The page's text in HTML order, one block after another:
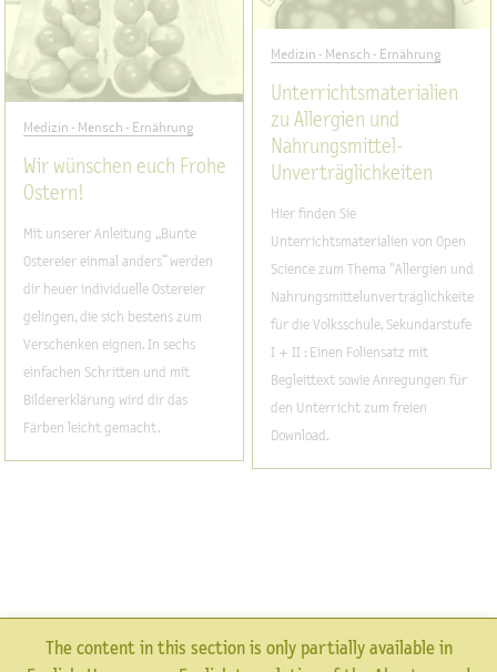
Medizin - Mensch - Ernährung
Unterrichtsmaterialien
zu Allergien und
Nahrungsmittel-
Unverträglichkeiten
Hier finden Sie
Unterrichtsmaterialien von Open
Science zum Thema "Allergien und
Nahrungsmittelunverträglichkeiten"
für die Volksschule, Sekundarstufe
I + II : Einen Foliensatz mit
Begleittext sowie Anregungen für
den Unterricht zum freien
Download.
Medizin - Mensch - Ernährung
Wir wünschen euch Frohe
Ostern!
Mit unserer Anleitung „Bunte
Ostereier einmal anders“ werden
dir heuer individuelle Ostereier
gelingen, die sich bestens zum
Verschenken eignen. In sechs
einfachen Schritten und mit
Bildererklärung wird dir das
Färben leicht gemacht.
The content in this section is only partially available in